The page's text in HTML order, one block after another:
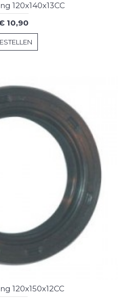
120x140x13CC
10,90
120x150x12CC